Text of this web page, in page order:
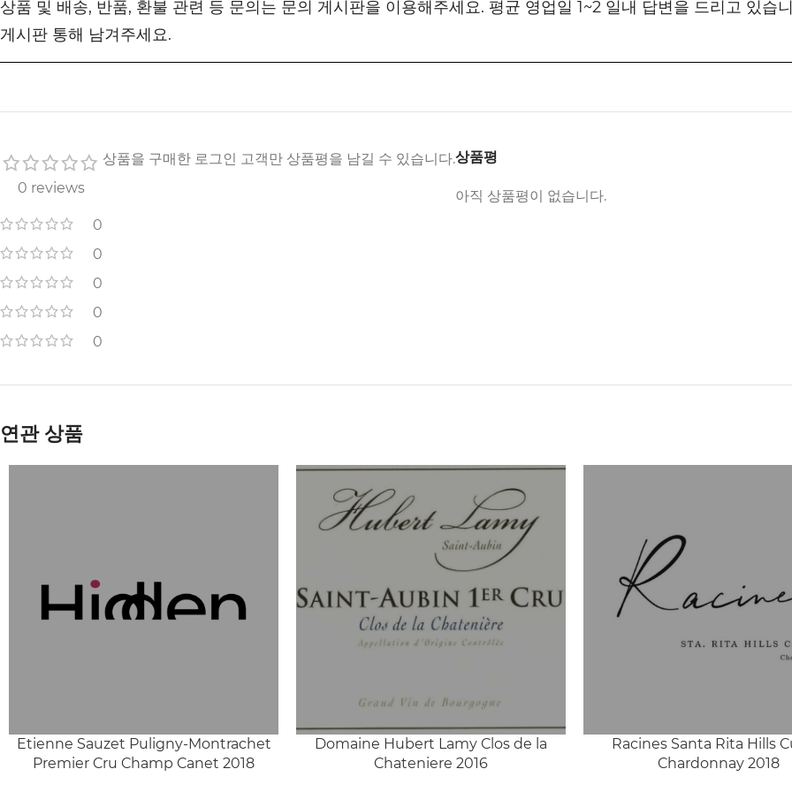
상품 및 배송, 반품, 환불 관련 등 문의는 문의 게시판을 이용해주세요. 평균 영업일 1~2 일내 답변을 드리고 있습
게시판 통해 남겨주세요.
0 reviews
0
0
0
0
0
상품평
아직 상품평이 없습니다.
상품을 구매한 로그인 고객만 상품평을 남길 수 있습니다.
연관 상품
Etienne Sauzet Puligny-Montrachet
Premier Cru Champ Canet 2018
Domaine Hubert Lamy Clos de la
Chateniere 2016
Racines Santa Rita Hills
Chardonnay 2018